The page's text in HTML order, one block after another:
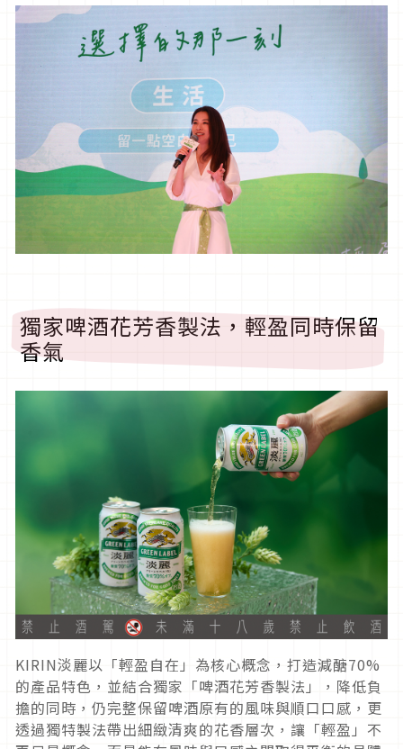
獨家啤酒花芳香製法，輕盈同時保留
香氣
KIRIN淡麗以「輕盈自在」為核心概念，打造減醣70%
的產品特色，並結合獨家「啤酒花芳香製法」，降低負
擔的同時，仍完整保留啤酒原有的風味與順口口感，更
透過獨特製法帶出細緻清爽的花香層次，讓「輕盈」不